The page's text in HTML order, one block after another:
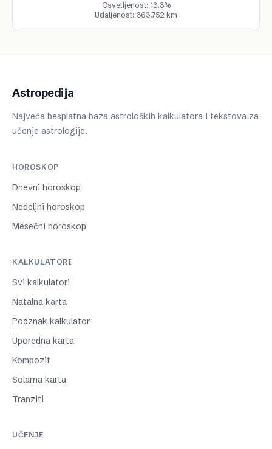
Osvetljenost: 13.3%
Udaljenost: 363.752 km
Astropedija
Najveća besplatna baza astroloških kalkulatora i tekstova za
učenje astrologije.
HOROSKOP
Dnevni horoskop
Nedeljni horoskop
Mesečni horoskop
KALKULATORI
Svi kalkulatori
Natalna karta
Podznak kalkulator
Uporedna karta
Kompozit
Solarna karta
Tranziti
UČENJE